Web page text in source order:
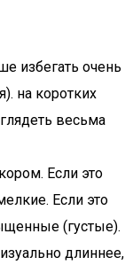
избегать очень
на коротких
весьма
Если это
Если это
(густые).
длиннее,